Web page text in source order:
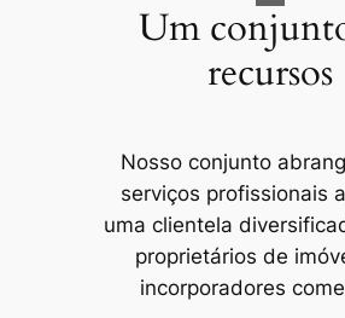
Um
recursos
Nosso conjunto
serviços profissionais
uma clientela
proprietários de
incorporadores